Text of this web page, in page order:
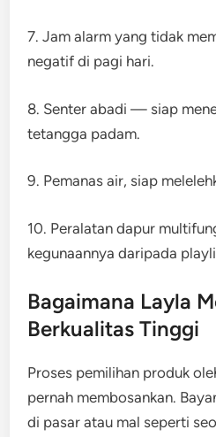
7. Jam alarm yang tidak
negatif di pagi hari.
8. Senter abadi — siap
tetangga padam.
9. Pemanas air, siap
10. Peralatan dapur
kegunaannya daripada
Bagaimana Layla
Berkualitas Tinggi
Proses pemilihan produk
pernah membosankan.
di pasar atau mal seperti